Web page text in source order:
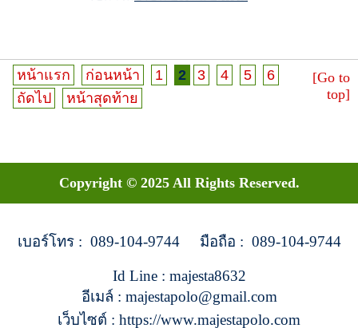
หน้าแรก ก่อนหน้า 1 2 3 4 5
6
ถัดไป
หน้าสุดท้าย
[Go to
top]
Copyright © 2025 All Rights Reserved.
เบอร์โทร : 089-104-9744 มือถือ : 089-104-9744
Id Line : majesta8632
อีเมล์ : majestapolo@gmail.com
เว็บไซต์ : https://www.majestapolo.com